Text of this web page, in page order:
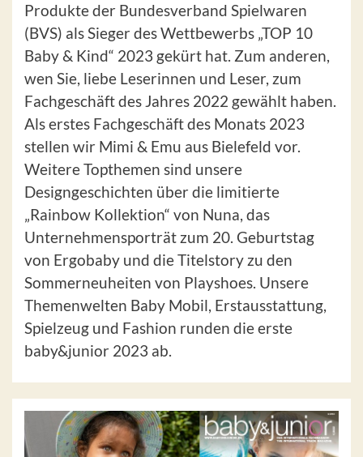
Produkte der Bundesverband Spielwaren
(BVS) als Sieger des Wettbewerbs „TOP 10
Baby & Kind“ 2023 gekürt hat. Zum anderen,
wen Sie, liebe Leserinnen und Leser, zum
Fachgeschäft des Jahres 2022 gewählt haben.
Als erstes Fachgeschäft des Monats 2023
stellen wir Mimi & Emu aus Bielefeld vor.
Weitere Topthemen sind unsere
Designgeschichten über die limitierte
„Rainbow Kollektion“ von Nuna, das
Unternehmensporträt zum 20. Geburtstag
von Ergobaby und die Titelstory zu den
Sommerneuheiten von Playshoes. Unsere
Themenwelten Baby Mobil, Erstausstattung,
Spielzeug und Fashion runden die erste
baby&junior 2023 ab.